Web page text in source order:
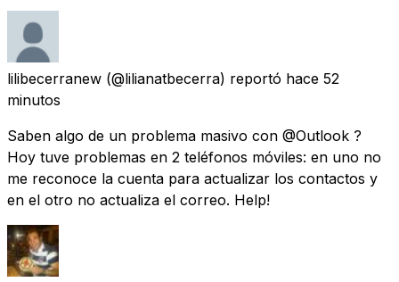
lilibecerranew (@lilianatbecerra) reportó hace 52
minutos
Saben algo de un problema masivo con @Outlook ?
Hoy tuve problemas en 2 teléfonos móviles: en uno no
me reconoce la cuenta para actualizar los contactos y
en el otro no actualiza el correo. Help!